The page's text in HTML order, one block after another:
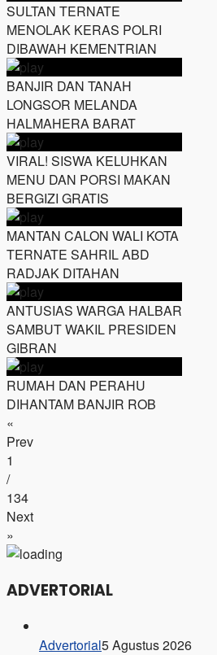
SULTAN TERNATE
MENOLAK KERAS POLRI
DIBAWAH KEMENTRIAN
BANJIR DAN TANAH
LONGSOR MELANDA
HALMAHERA BARAT
VIRAL! SISWA KELUHKAN
MENU DAN PORSI MAKAN
BERGIZI GRATIS
MANTAN CALON WALI KOTA
TERNATE SAHRIL ABD
RADJAK DITAHAN
ANTUSIAS WARGA HALBAR
SAMBUT WAKIL PRESIDEN
GIBRAN
RUMAH DAN PERAHU
DIHANTAM BANJIR ROB
«
Prev
1
/
134
Next
»
ADVERTORIAL
Advertorial5 Agustus 2026